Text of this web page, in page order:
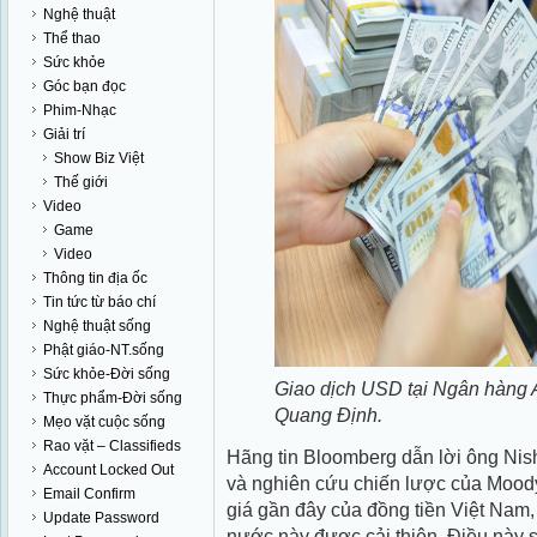
Nghệ thuật
Thể thao
Sức khỏe
Góc bạn đọc
Phim-Nhạc
Giải trí
Show Biz Việt
Thế giới
Video
Game
Video
Thông tin địa ốc
Tin tức từ báo chí
Nghệ thuật sống
Phật giáo-NT.sống
Sức khỏe-Đời sống
Thực phẩm-Đời sống
Mẹo vặt cuộc sống
Rao vặt – Classifieds
Account Locked Out
Email Confirm
Update Password
Giao dịch USD tại Ngân hàng
Quang Định.
Hãng tin Bloomberg dẫn lời ông
và nghiên cứu chiến lược của
giá gần đây của đồng tiền Việt